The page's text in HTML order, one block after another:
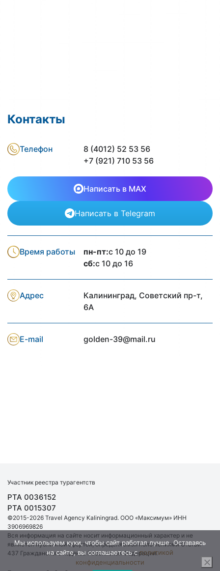
Контакты
Телефон
8 (4012) 52 53 56
+7 (921) 710 53 56
Написать в MAX
Написать в Telegram
Время работы пн-пт:с 10 до 19
сб:с 10 до 16
Адрес
Калининград, Советский пр-т,
6А
E-mail golden-39@mail.ru
©2015-2026 Travel Agency Kaliningrad. ООО «Максимум» ИНН
3906969826
Вся информация на сайте носит информационный характер и не
является публичной офертой, определяемой положениями Статьи
437 Гражданского кодекса Российской Федерации.
Участник реестра турагентств
РТА 0036152
РТА 0015307
Мы используем куки, чтобы сайт работал лучше. Оставаясь
на сайте, вы соглашаетесь сполитикой
конфиденциальности